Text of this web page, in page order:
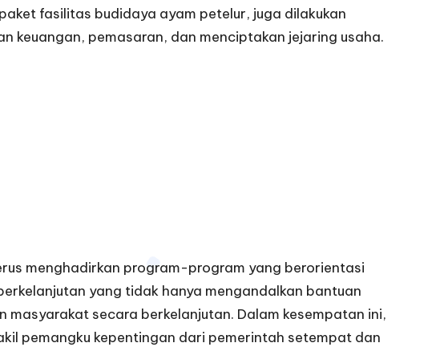
fasilitas budidaya ayam petelur, juga dilakukan
keuangan, pemasaran, dan menciptakan jejaring usaha.
menghadirkan program-program yang berorientasi
yang tidak hanya mengandalkan bantuan
masyarakat secara berkelanjutan. Dalam kesempatan ini,
pemangku kepentingan dari pemerintah setempat dan